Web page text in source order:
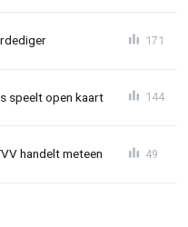
171
speelt open kaart 144
handelt meteen 49